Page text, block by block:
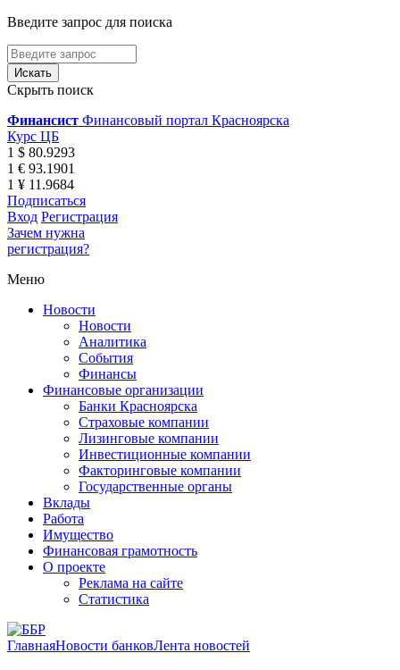
Введите запрос для поиска
Скрыть поиск
Финансист Финансовый портал Красноярска
Курс ЦБ
1 $ 80.9293
1 € 93.1901
1 ¥ 11.9684
Подписаться
Вход Регистрация
Зачем нужна
регистрация?
Меню
Новости
Новости
Аналитика
События
Финансы
Финансовые организации
Банки Красноярска
Страховые компании
Лизинговые компании
Инвестиционные компании
Факторинговые компании
Государственные органы
Вклады
Работа
Имущество
Финансовая грамотность
О проекте
Реклама на сайте
Статистика
ГлавнаяНовости банковЛента новостей